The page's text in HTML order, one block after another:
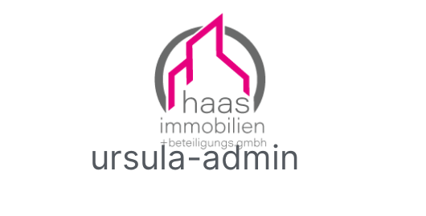
ursula-admin